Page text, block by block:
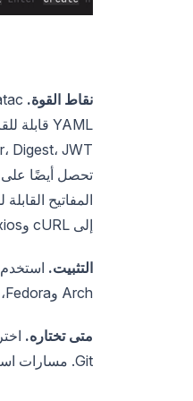
نقاط القوة.
إلى cURL وNode.js Axios وRust Reqwest والمزيد.
التثبيت. استخدم
Arch وFedora، بالإضافة إلى صورة Docker وثنائيات مجمعة مسبقًا (prebuilt binaries) على إصدارات GitHub.
متى تختاره.
Git. مسارات استيراد Postman وOpenAPI تجعل من السهل نقل العمل الحالي.